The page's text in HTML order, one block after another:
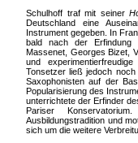
Schulhoff traf mit seiner
Deutschland eine
Instrument gegeben. In
bald nach der
Massenet, Georges Bizet,
und
Tonsetzer ließ jedoch
Saxophonisten auf der
Popularisierung des
unterrichtete der Erfinder
Pariser
Ausbildungstradition und
sich um die weitere